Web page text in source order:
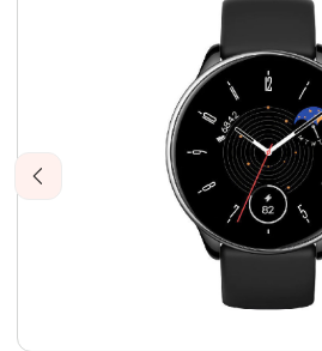
Previous